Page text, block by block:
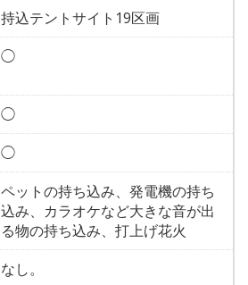
持込テントサイト19区画
◯
◯
◯
ペットの持ち込み、発電機の持ち
込み、カラオケなど大きな音が出
る物の持ち込み、打上げ花火
なし。